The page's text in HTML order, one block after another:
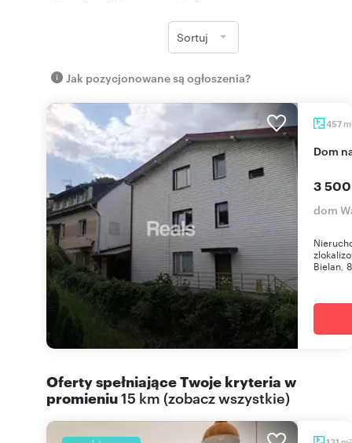
Sortuj
Jak pozycjonowane są ogłoszenia?
457 m
dom
3
dom
Bielan,
Oferty spełniające Twoje kryteria w
promieniu15 km (zobacz wszystkie)
2